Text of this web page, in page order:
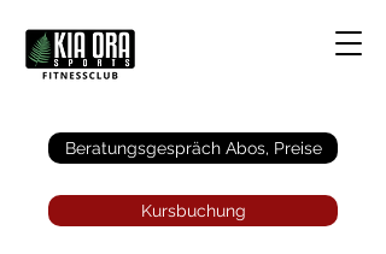
Beratungsgespräch Abos, Preise
Kursbuchung